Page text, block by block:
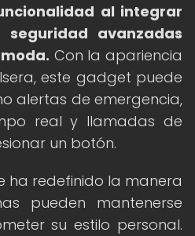
al integrar
avanzadas
Con la apariencia
este gadget puede
alertas de emergencia,
real y llamadas de
un botón.
ha redefinido la manera
pueden mantenerse
su estilo personal.